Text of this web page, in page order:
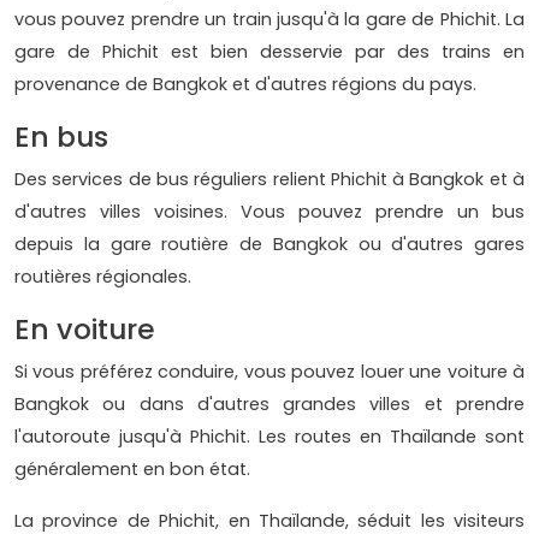
vous pouvez prendre un train jusqu'à la gare de Phichit. La
gare de Phichit est bien desservie par des trains en
provenance de Bangkok et d'autres régions du pays.
En bus
Des services de bus réguliers relient Phichit à Bangkok et à
d'autres villes voisines. Vous pouvez prendre un bus
depuis la gare routière de Bangkok ou d'autres gares
routières régionales.
En voiture
Si vous préférez conduire, vous pouvez louer une voiture à
Bangkok ou dans d'autres grandes villes et prendre
l'autoroute jusqu'à Phichit. Les routes en Thaïlande sont
généralement en bon état.
La province de Phichit, en Thaïlande, séduit les visiteurs